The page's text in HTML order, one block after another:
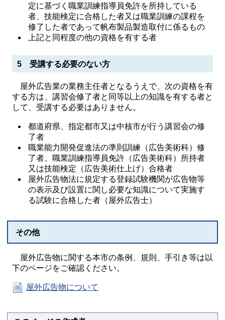
定に基づく職業訓練指導員免許を所持している
者、技能検定に合格した者又は職業訓練の課程を
修了した者であって帆布製品製造取付に係るもの
上記と同程度の他の資格を有する者
5 受講する必要のない方
屋外広告業の業務主任者となるうえで、次の資格を有
する方は、講習会修了者と同等以上の知識を有する者と
して、受講する必要はありません。
都道府県、指定都市又は中核市が行う講習会の修
了者
職業能力開発促進法の準則訓練（広告美術科）修
了者、職業訓練指導員免許（広告美術科）所持者
又は技能検定（広告美術仕上げ）合格者
屋外広告物法に規定する登録試験機関が広告物等
の表示及び設置に関し必要な知識について実施す
る試験に合格した者（屋外広告士）
その他
屋外広告物に関する本市の条例、規則、手引き等は以
下のページをご確認ください。
屋外広告物について